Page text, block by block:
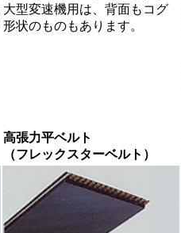
大型変速機用は、背面もコグ
形状のものもあります。
高張力平ベルト
（フレックスターベルト）